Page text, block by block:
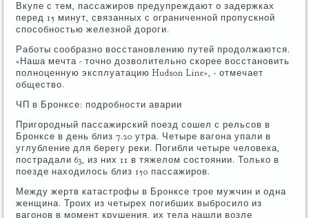
Вкупе с тем, пассажиров предупреждают о задержках
перед 15 минут, связанных с ограниченной пропускной
способностью железной дороги.
Работы сообразно восстановлению путей продолжаются.
«Наша мечта - точно дозволительно скорее восстановить
полноценную эксплуатацию Hudson Line», - отмечает
общество.
ЧП в Бронксе: подробности аварии
Пригородный пассажирский поезд сошел с рельсов в
Бронксе в день близ 7.20 утра. Четыре вагона упали в
углубление для берегу реки. Погибли четыре человека,
пострадали 63, из них 11 в тяжелом состоянии. Только в
поезде находилось близ 150 пассажиров.
Между жертв катастрофы в Бронксе трое мужчин и одна
женщина. Троих из четырех погибших выбросило из
вагонов в момент крушения, их тела нашли возле